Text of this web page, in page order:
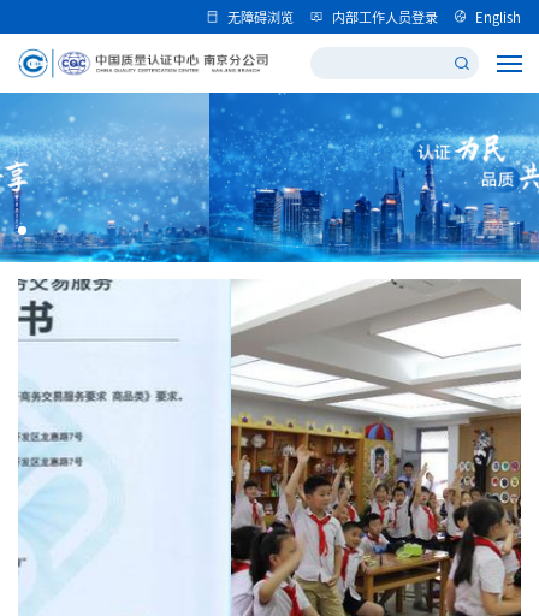
无障碍浏览 内部工作人员登录 English